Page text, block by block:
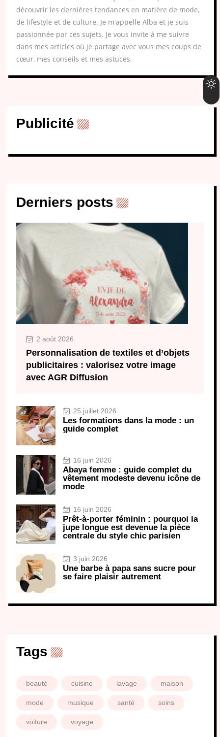
découvrir les dernières tendances en matière de mode,
de lifestyle et de culture. Je m'appelle Alba et je suis
passionnée par ces sujets. Je vous invite à me suivre
dans mes articles où je partage avec vous mes coups de
cœur, mes conseils et mes astuces.
Publicité
Derniers posts
2 août 2026
Personnalisation de textiles et d’objets
publicitaires : valorisez votre image
avec AGR Diffusion
25 juillet 2026
Les formations dans la mode : un
guide complet
16 juin 2026
Abaya femme : guide complet du
vêtement modeste devenu icône de
mode
16 juin 2026
Prêt-à-porter féminin : pourquoi la
jupe longue est devenue la pièce
centrale du style chic parisien
3 juin 2026
Une barbe à papa sans sucre pour
se faire plaisir autrement
Tags
beauté cuisine lavage maison
mode musique santé soins
voiture voyage